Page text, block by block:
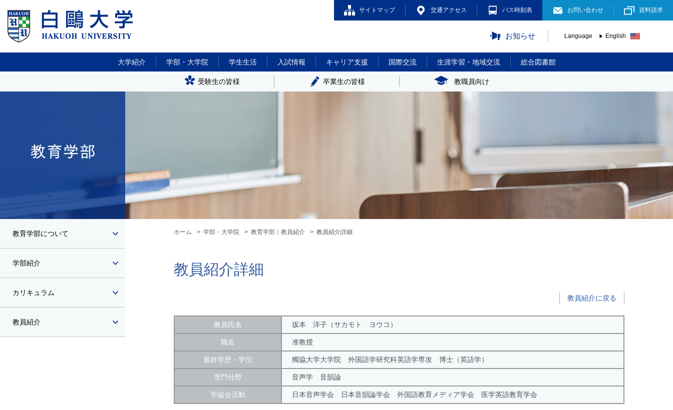
大学紹介 学部・大学院 学生生活 入試情報 キャリア支援 国際交流 生涯学習・地域交流 総合図書館
受験生の皆様 卒業生の皆様 教職員向け
サイトマップ 交通アクセス バス時刻表 お問い合わせ 資料請求
お知らせ Language English
ホーム 学部・大学院 教育学部｜教員紹介 教員紹介詳細
教員紹介詳細
教員紹介に戻る
教員氏名 坂本 洋子（サカモト ヨウコ）
職名 准教授
最終学歴・学位 獨協大学大学院 外国語学研究科英語学専攻 博士（英語学）
専門分野 音声学 音韻論
学協会活動 日本音声学会 日本音韻論学会 外国語教育メディア学会 医学英語教育学会
教育学部について
学部紹介
カリキュラム
教員紹介